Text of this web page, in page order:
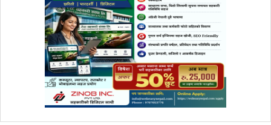
सहकारी गतिविधि
सहकारी कानुन